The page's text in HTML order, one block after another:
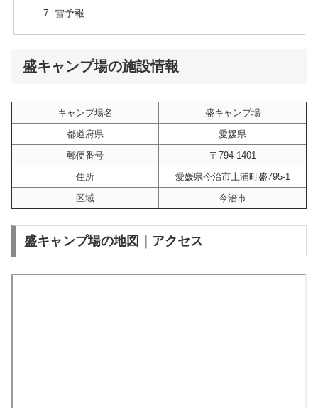
雪予報
盛キャンプ場の施設情報
キャンプ場名
盛キャンプ場
都道府県
愛媛県
郵便番号
〒794-1401
住所
愛媛県今治市上浦町盛795-1
区域
今治市
盛キャンプ場の地図｜アクセス